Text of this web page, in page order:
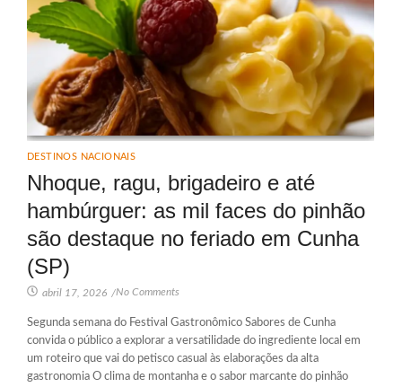
DESTINOS NACIONAIS
Nhoque, ragu, brigadeiro e até
hambúrguer: as mil faces do pinhão
são destaque no feriado em Cunha
(SP)
abril 17, 2026 /No Comments
Segunda semana do Festival Gastronômico Sabores de Cunha
convida o público a explorar a versatilidade do ingrediente local em
um roteiro que vai do petisco casual às elaborações da alta
gastronomia O clima de montanha e o sabor marcante do pinhão